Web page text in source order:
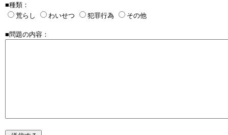
■種類：
荒らし
わいせつ 犯罪行為 その他
■問題の内容：